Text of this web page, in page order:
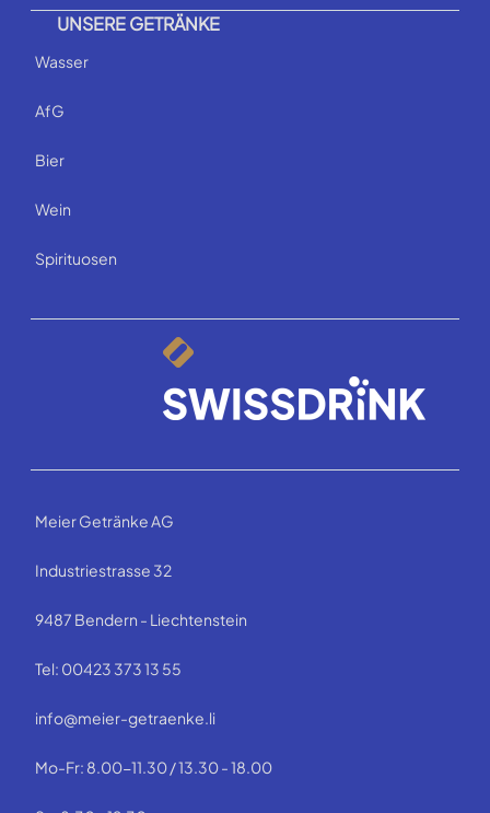
UNSERE GETRÄNKE
Wasser
AfG
Bier
Wein
Spirituosen
Meier Getränke AG
Industriestrasse 32
9487 Bendern - Liechtenstein
Tel: 00423 373 13 55
info@meier-getraenke.li
Mo-Fr: 8.00-11.30 / 13.30 - 18.00